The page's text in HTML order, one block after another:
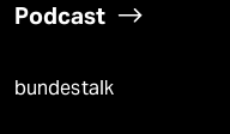
Podcast
bundestalk